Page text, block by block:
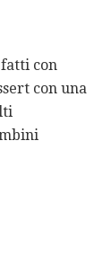
con
con una